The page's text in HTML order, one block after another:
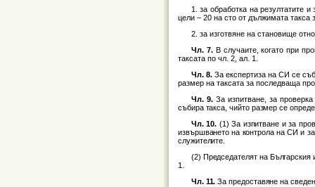
1. за обработка на резултатите
цели – 20 на сто от дължимата
2. за изготвяне на становище
Чл. 7.В случаите, когато при
таксата по чл. 2, ал. 1.
Чл. 8. За експертиза на СИ се
размер на таксата за последваща
Чл. 9. За изпитване, за
събира такса, чийто размер се
Чл. 10. (1) За изпитване и за
извършването на контрола на СИ и за
служителите.
(2) Председателят на Българския
1.
Чл. 11. За предоставяне на